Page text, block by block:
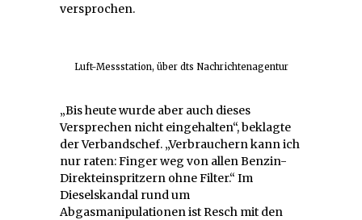
versprochen.
Luft-Messstation, über dts Nachrichtenagentur
„Bis heute wurde aber auch dieses
Versprechen nicht eingehalten“, beklagte
der Verbandschef. „Verbrauchern kann ich
nur raten: Finger weg von allen Benzin-
Direkteinspritzern ohne Filter.“ Im
Dieselskandal rund um
Abgasmanipulationen ist Resch mit den